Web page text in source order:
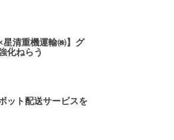
星清重機運輸㈱】グ
化ねらう
ット配送サービスを